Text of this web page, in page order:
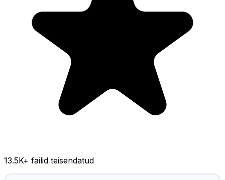
13.5K+ failid teisendatud